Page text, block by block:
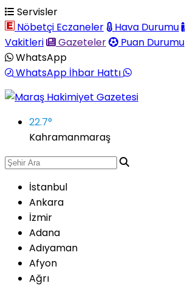
Servisler
Nöbetçi Eczaneler
Hava Durumu
Vakitleri
Gazeteler
Puan Durumu
WhatsApp
WhatsApp İhbar Hattı
22.7°
Kahramanmaraş
İstanbul
Ankara
İzmir
Adana
Adıyaman
Afyon
Ağrı